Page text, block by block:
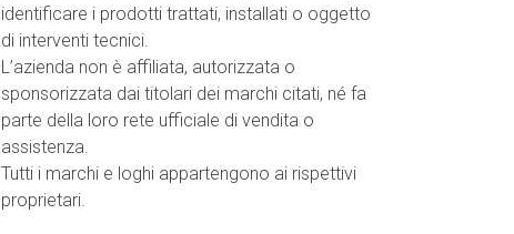
identificare i prodotti trattati, installati o oggetto
di interventi tecnici.
L’azienda non è affiliata, autorizzata o
sponsorizzata dai titolari dei marchi citati, né fa
parte della loro rete ufficiale di vendita o
assistenza.
Tutti i marchi e loghi appartengono ai rispettivi
proprietari.